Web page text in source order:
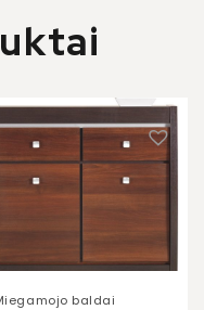
baldai